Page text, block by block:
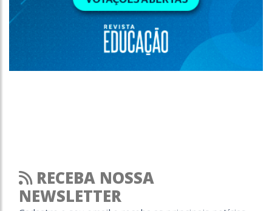
RECEBA NOSSA
NEWSLETTER